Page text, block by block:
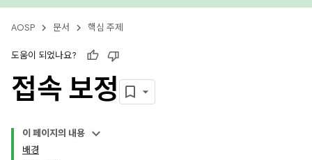
AOSP 문서 핵심 주제
도움이 되었나요?
접속 보정
이 페이지의 내용
배경